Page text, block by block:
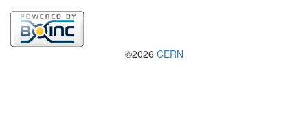
©2026 CERN